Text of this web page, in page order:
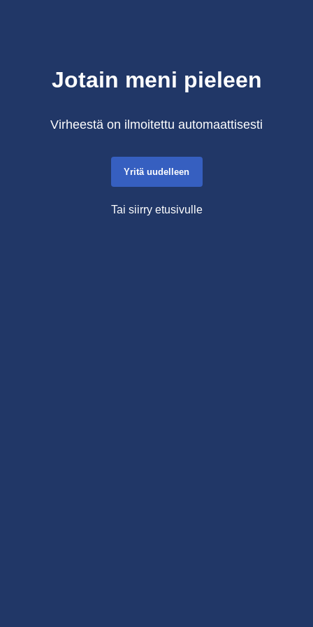
Jotain meni pieleen
Virheestä on ilmoitettu automaattisesti
Yritä uudelleen
Tai siirry etusivulle